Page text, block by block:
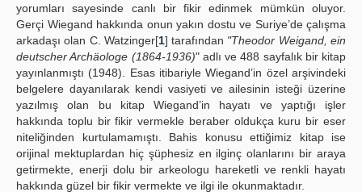
yorumları sayesinde canlı bir fikir edinmek mümkün oluyor.
Gerçi Wiegand hakkında onun yakın dostu ve Suriye’de çalışma
arkadaşı olan C. Watzinger[1] tarafından "Theodor Weigand, ein
deutscher Archäologe (1864-1936)" adlı ve 488 sayfalık bir kitap
yayınlanmıştı (1948). Esas itibariyle Wiegand’in özel arşivindeki
belgelere dayanılarak kendi vasiyeti ve ailesinin isteği üzerine
yazılmış olan bu kitap Wiegand’in hayatı ve yaptığı işler
hakkında toplu bir fikir vermekle beraber oldukça kuru bir eser
niteliğinden kurtulamamıştı. Bahis konusu ettiğimiz kitap ise
orijinal mektuplardan hiç şüphesiz en ilginç olanlarını bir araya
getirmekte, enerji dolu bir arkeologu hareketli ve renkli hayatı
hakkında güzel bir fikir vermekte ve ilgi ile okunmaktadır.